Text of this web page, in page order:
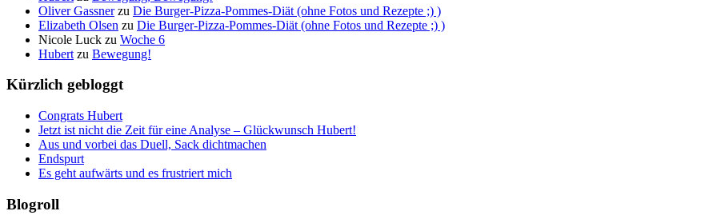
Oliver Gassnerzu Die Burger-Pizza-Pommes-Diät (ohne Fotos und Rezepte ;) )
Elizabeth Olsen zu Die Burger-Pizza-Pommes-Diät (ohne Fotos und Rezepte ;) )
Nicole Luck zu Woche 6
Hubert zu Bewegung!
Kürzlich gebloggt
Congrats Hubert
Jetzt ist nicht die Zeit für eine Analyse – Glückwunsch Hubert!
Aus und vorbei das Duell, Sack dichtmachen
Endspurt
Es geht aufwärts und es frustriert mich
Blogroll